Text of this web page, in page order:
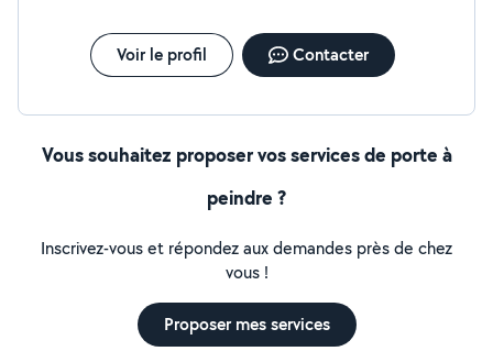
Voir le profil Contacter
Vous souhaitez proposer vos services de porte à
peindre ?
Inscrivez-vous et répondez aux demandes près de chez
vous !
Proposer mes services